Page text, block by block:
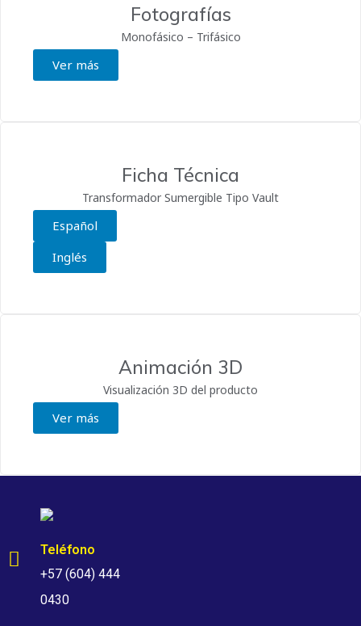
Fotografías
Monofásico – Trifásico
Ver más
Ficha Técnica
Transformador Sumergible Tipo Vault
Español
Inglés
Animación 3D
Visualización 3D del producto
Ver más
Teléfono
+57 (604) 444
0430